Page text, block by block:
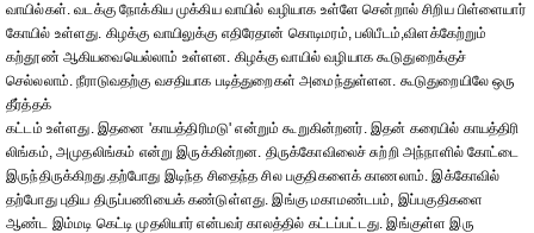
வாயில்கள். வடக்கு நோக்கிய முக்கிய வாயில் வழியாக உள்ளே சென்றால் சிறிய பிள்ளையார்
கோயில் உள்ளது. கிழக்கு வாயிலுக்கு எதிரேதான் கொடிமரம், பலிபீடம்,விளக்கேற்றும்
கற்தூண் ஆகியவையெல்லாம் உள்ளன. கிழக்கு வாயில் வழியாக கூடுதுறைக்குச்
செல்லலாம். நீராடுவதற்கு வசதியாக படித்துறைகள் அமைந்துள்ளன. கூடுதுறையிலே ஒரு
தீர்த்தக்
கட்டம் உள்ளது. இதனை 'காயத்திரிமடு' என்றும் கூறுகின்றனர். இதன் கரையில் காயத்திரி
லிங்கம், அமுதலிங்கம் என்று இருக்கின்றன. திருக்கோவிலைச் சுற்றி அந்நாளில் கோட்டை
இருந்திருக்கிறது.தற்போது இடிந்த சிதைந்த சில பகுதிகளைக் காணலாம். இக்கோவில்
தற்போது புதிய திருப்பணியைக் கண்டுள்ளது. இங்கு மகாமண்டபம், இப்பகுதிகளை
ஆண்ட இம்மடி கெட்டி முதலியார் என்பவர் காலத்தில் கட்டப்பட்டது. இங்குள்ள இரு